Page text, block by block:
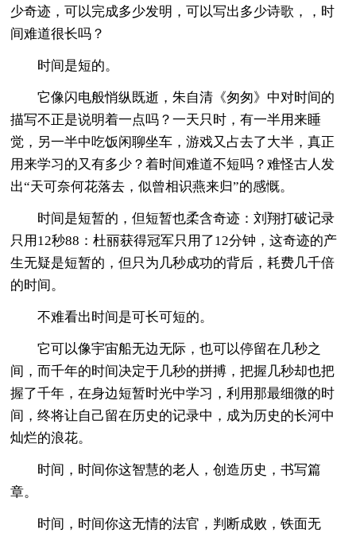
少奇迹，可以完成多少发明，可以写出多少诗歌，，时
间难道很长吗？
时间是短的。
它像闪电般悄纵既逝，朱自清《匆匆》中对时间的
描写不正是说明着一点吗？一天只时，有一半用来睡
觉，另一半中吃饭闲聊坐车，游戏又占去了大半，真正
用来学习的又有多少？着时间难道不短吗？难怪古人发
出“天可奈何花落去，似曾相识燕来归”的感慨。
时间是短暂的，但短暂也柔含奇迹：刘翔打破记录
只用12秒88：杜丽获得冠军只用了12分钟，这奇迹的产
生无疑是短暂的，但只为几秒成功的背后，耗费几千倍
的时间。
不难看出时间是可长可短的。
它可以像宇宙船无边无际，也可以停留在几秒之
间，而千年的时间决定于几秒的拼搏，把握几秒却也把
握了千年，在身边短暂时光中学习，利用那最细微的时
间，终将让自己留在历史的记录中，成为历史的长河中
灿烂的浪花。
时间，时间你这智慧的老人，创造历史，书写篇
章。
时间，时间你这无情的法官，判断成败，铁面无